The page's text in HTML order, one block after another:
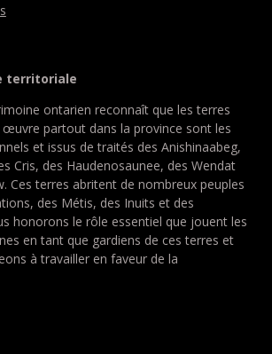
territoriale
ontarien reconnaît que les terres
œuvre partout dans la province sont les
et issus de traités des Anishinaabeg,
Cris, des Haudenosaunee, des Wendat
Ces terres abritent de nombreux peuples
des Métis, des Inuits et des
honorons le rôle essentiel que jouent les
en tant que gardiens de ces terres et
à travailler en faveur de la